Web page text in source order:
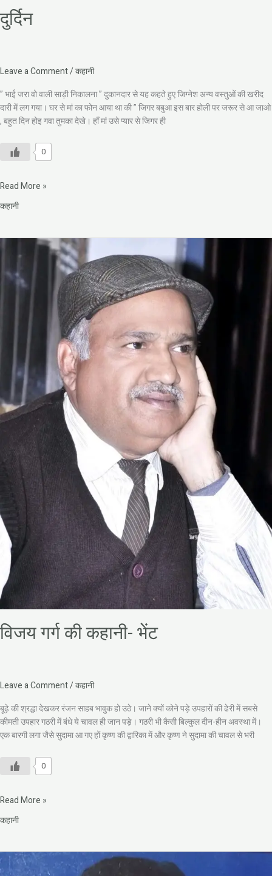
दुर्दिन
Leave a Comment/कहानी
” भाई जरा वो वाली साड़ी निकालना ” दुकानदार से यह कहते हुए जिग्नेश अन्य वस्तुओं की खरीद
दारी में लग गया। घर से मां का फोन आया था की ” जिगर बबुआ इस बार होली पर जरूर से आ जाओ
, बहुत दिन होइ गवा तुमका देखे। हाँ मां उसे प्यार से जिगर ही
0
Read More »
कहानी
विजय गर्ग की कहानी- भेंट
Leave a Comment/कहानी
बूढ़े की श्रद्धा देखकर रंजन साहब भावुक हो उठे। जाने क्यों कोने पड़े उपहारों की ढेरी में सबसे
कीमती उपहार गठरी में बंधे ये चावल ही जान पड़े। गठरी भी कैसी बिल्कुल दीन-हीन अवस्था में।
एक बारगी लगा जैसे सुदामा आ गए हों कृष्ण की द्वारिका में और कृष्ण ने सुदामा की चावल से भरी
0
की
कहानी-
Read More »
कहानी
डॉ.
हरिदास